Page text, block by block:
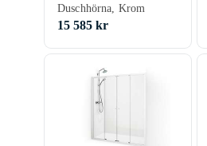
Swing Nisch 70x90
Duschhörna, Krom
15 585 kr